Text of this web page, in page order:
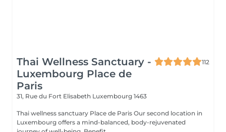
Thai Wellness Sanctuary -
Luxembourg Place de
Paris
112
31, Rue du Fort Elisabeth Luxembourg 1463
Thai wellness sanctuary Place de Paris Our second location in
Luxembourg offers a mind-balanced, body-rejuvenated